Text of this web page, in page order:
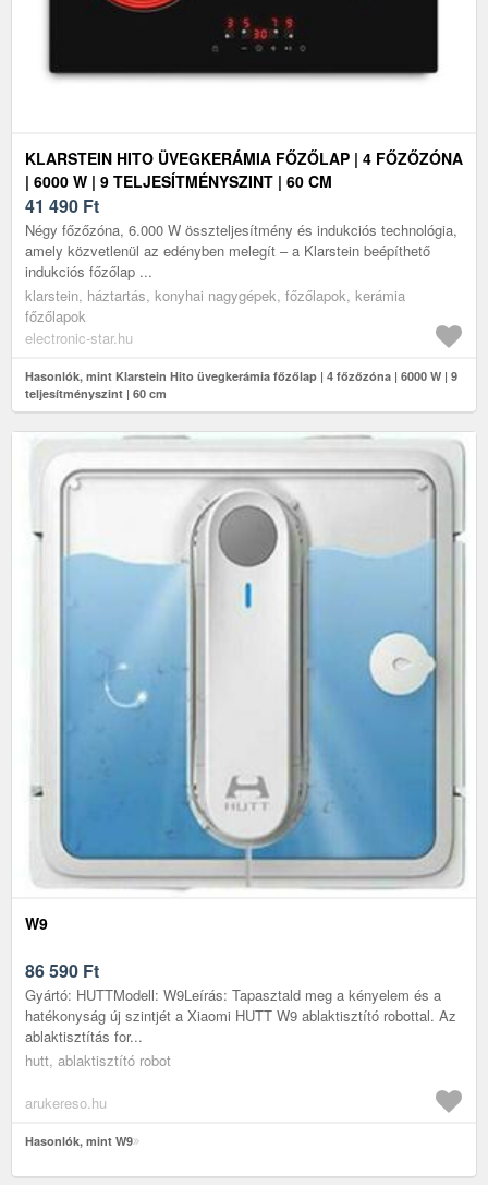
KLARSTEIN HITO ÜVEGKERÁMIA FŐZŐLAP | 4 FŐZŐZÓNA
| 6000 W | 9 TELJESÍTMÉNYSZINT | 60 CM
41 490 Ft
Négy főzőzóna, 6.000 W összteljesítmény és indukciós technológia,
amely közvetlenül az edényben melegít – a Klarstein beépíthető
indukciós főzőlap ...
klarstein, háztartás, konyhai nagygépek, főzőlapok, kerámia
főzőlapok
electronic-star.hu
Hasonlók, mint Klarstein Hito üvegkerámia főzőlap | 4 főzőzóna | 6000 W | 9
teljesítményszint | 60 cm
W9
86 590 Ft
Gyártó: HUTTModell: W9Leírás: Tapasztald meg a kényelem és a
hatékonyság új szintjét a Xiaomi HUTT W9 ablaktisztító robottal. Az
ablaktisztítás for...
hutt, ablaktisztító robot
arukereso.hu
Hasonlók, mint W9